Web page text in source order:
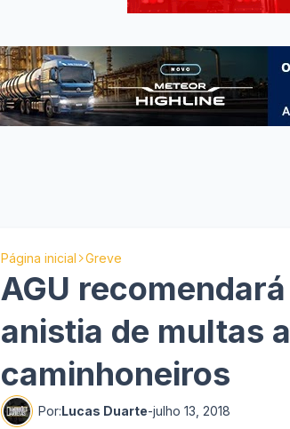
Página inicial Greve
AGU
anistia de multas
caminhoneiros
Por:Lucas Duarte-julho 13, 2018